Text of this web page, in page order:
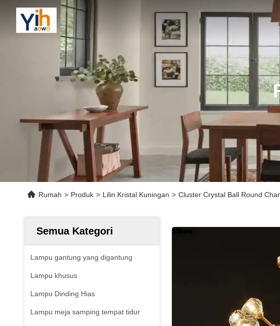
Rumah > Produk > Lilin Kristal Kuningan > Cluster Crystal Ball Round
Semua Kategori
Lampu gantung yang digantung
Lampu khusus
Lampu Dinding Hias
Lampu meja samping tempat tidur